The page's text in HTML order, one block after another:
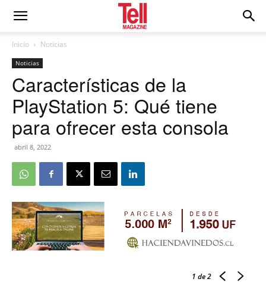
Inicio Noticias
Noticias
Características de la
PlayStation 5: Qué tiene
para ofrecer esta consola
abril 8, 2022
1 de 2